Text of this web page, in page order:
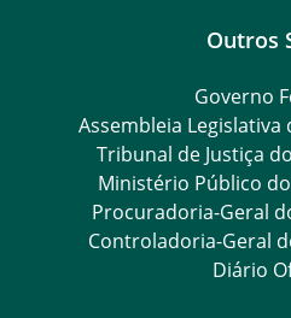
Outros
Governo
Assembleia Legislativa
Tribunal de Justiça
Ministério Público
Procuradoria-Geral
Controladoria-Geral
Diário